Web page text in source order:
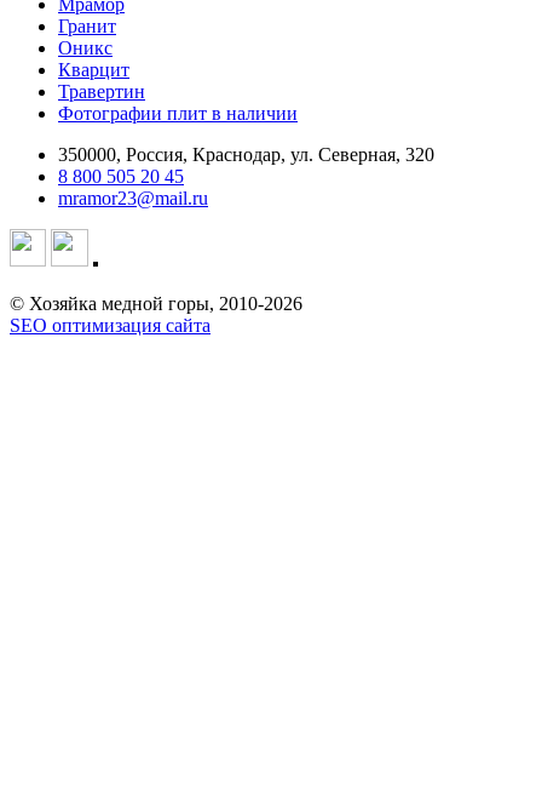
Мрамор
Гранит
Оникс
Кварцит
Травертин
Фотографии плит в наличии
350000, Россия, Краснодар, ул. Северная, 320
8 800 505 20 45
mramor23@mail.ru
© Хозяйка медной горы, 2010-2026
SEO оптимизация сайта